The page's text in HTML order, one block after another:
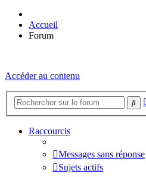
Accueil
Forum
Accéder au contenu
Raccourcis
Messages sans réponse
Sujets actifs